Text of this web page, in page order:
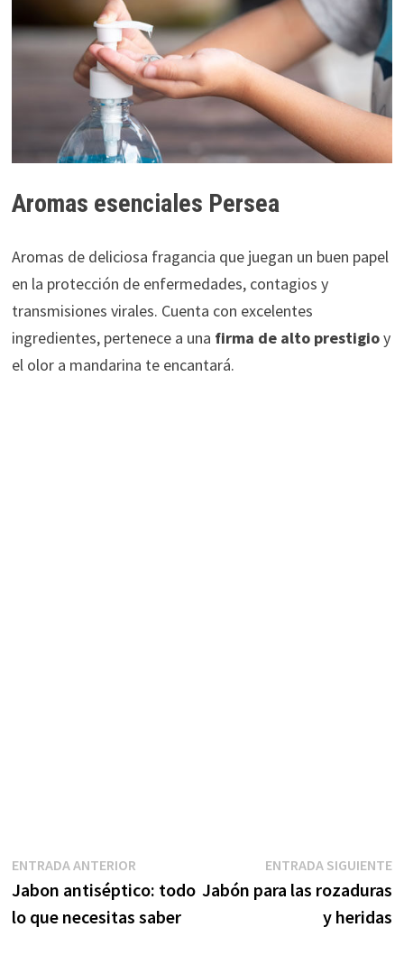
Aromas esenciales Persea
Aromas de deliciosa fragancia que juegan un buen papel
en la protección de enfermedades, contagios y
transmisiones virales. Cuenta con excelentes
ingredientes, pertenece a una firma de alto prestigioy
el olor a mandarina te encantará.
Navegación
de
entradas
ENTRADA ANTERIOREntrada
anterior:
Jabon antiséptico: todo
lo que necesitas saber
ENTRADA SIGUIENTE
Jabón para las rozaduras
y heridas